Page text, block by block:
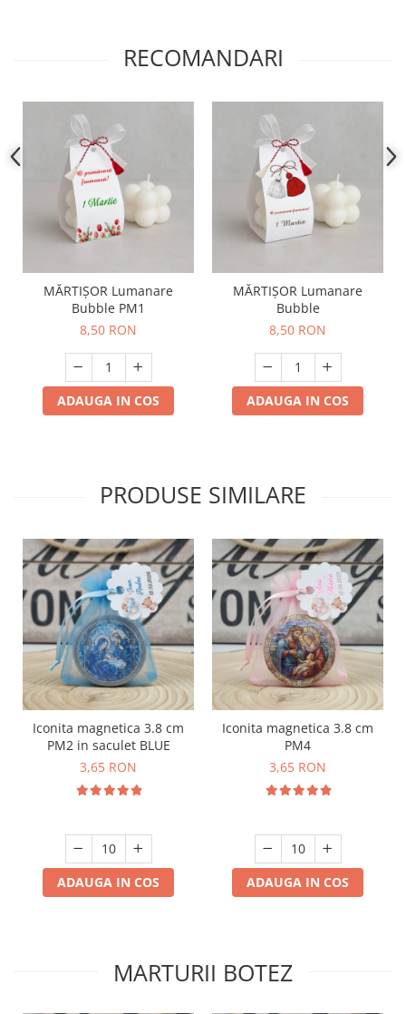
RECOMANDARI
MĂRTIȘOR Lumanare
Bubble PM1
8,50 RON
ADAUGA IN COS
MĂRTIȘOR Lumanare
Bubble
8,50 RON
ADAUGA IN COS
PRODUSE SIMILARE
Iconita magnetica 3.8 cm
PM2 in saculet BLUE
3,65 RON
ADAUGA IN COS
Iconita magnetica 3.8 cm
PM4
3,65 RON
ADAUGA IN COS
MARTURII BOTEZ